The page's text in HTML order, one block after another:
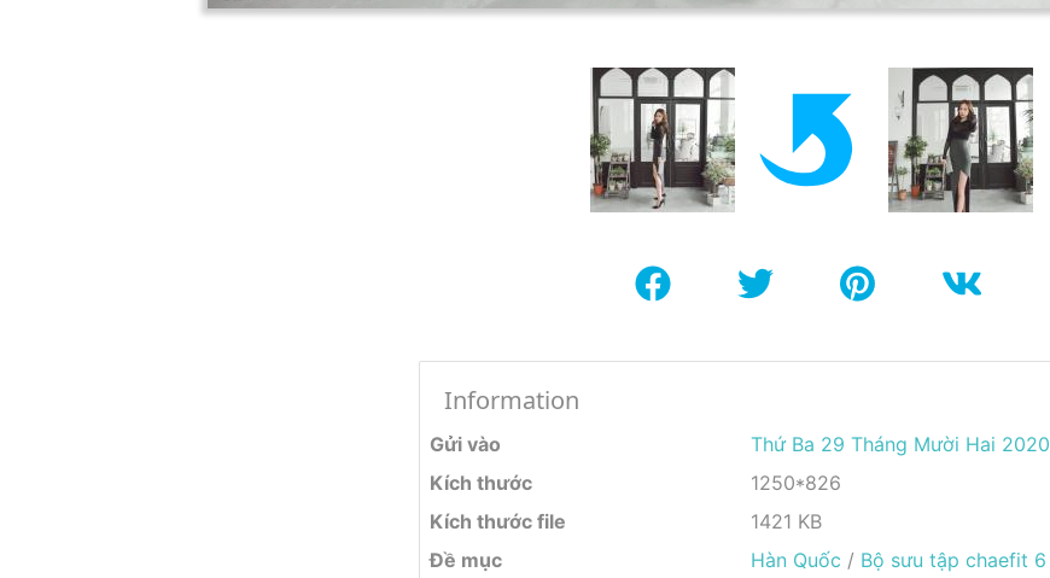
Information
Gửi vào
Thứ Ba 29 Tháng Mười Hai 2020
Kích thước
1250*826
Kích thước file
1421 KB
Đề mục
Hàn Quốc / Bộ sưu tập chaefit 6